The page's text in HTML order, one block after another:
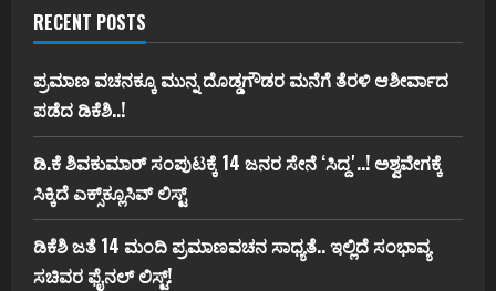
RECENT POSTS
ಪ್ರಮಾಣ ವಚನಕ್ಕೂ ಮುನ್ನ ದೊಡ್ಡಗೌಡರ ಮನೆಗೆ ತೆರಳಿ ಆಶೀರ್ವಾದ
ಪಡೆದ ಡಿಕೆಶಿ..!
ಡಿ.ಕೆ ಶಿವಕುಮಾರ್‌ ಸಂಪುಟಕ್ಕೆ 14 ಜನರ ಸೇನೆ ʻಸಿದ್ದʼ..! ಅಶ್ವವೇಗಕ್ಕೆ
ಸಿಕ್ಕಿದೆ ಎಕ್ಸ್‌ಕ್ಲೂಸಿವ್‌ ಲಿಸ್ಟ್‌
ಡಿಕೆಶಿ ಜತೆ 14 ಮಂದಿ ಪ್ರಮಾಣವಚನ ಸಾಧ್ಯತೆ.. ಇಲ್ಲಿದೆ ಸಂಭಾವ್ಯ
ಸಚಿವರ ಫೈನಲ್ ಲಿಸ್ಟ್‌!